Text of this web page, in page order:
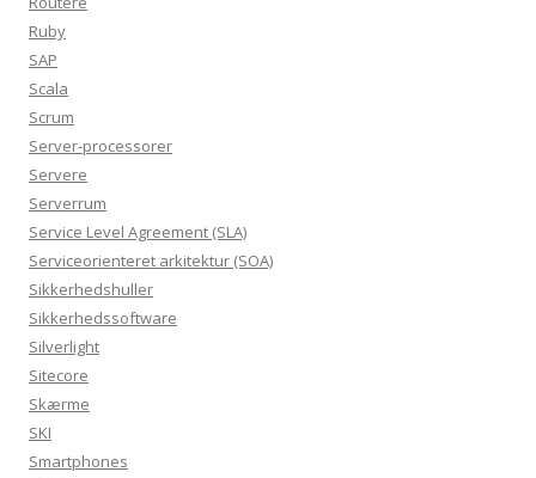
Ruby
SAP
Scala
Scrum
Server-processorer
Servere
Serverrum
Service Level Agreement (SLA)
Serviceorienteret arkitektur (SOA)
Sikkerhedshuller
Sikkerhedssoftware
Silverlight
Sitecore
Skærme
SKI
Smartphones